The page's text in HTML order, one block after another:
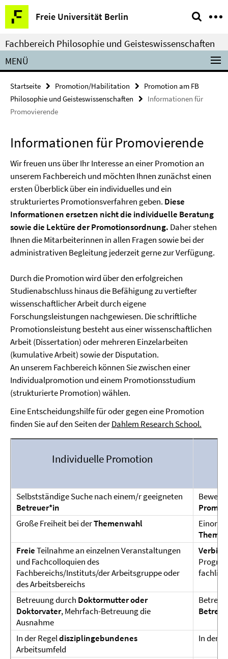
Springe
direkt
zu
Inhalt
Freie Universität Berlin
Service-
Navigation
Fachbereich Philosophie und Geisteswissenschaften
MENÜ
Startseite Promotion/Habilitation
Promotion am FB
Philosophie und Geisteswissenschaften
Informationen für
Promovierende
Informationen für Promovierende
Wir freuen uns über Ihr Interesse an einer Promotion an
unserem Fachbereich und möchten Ihnen zunächst einen
ersten Überblick über ein individuelles und ein
strukturiertes Promotionsverfahren geben. Diese
Informationen ersetzen nicht die individuelle Beratung
sowie die Lektüre der Promotionsordnung. Daher stehen
Ihnen die Mitarbeiterinnen in allen Fragen sowie bei der
administrativen Begleitung jederzeit gerne zur Verfügung.
Durch die Promotion wird über den erfolgreichen
Studienabschluss hinaus die Befähigung zu vertiefter
wissenschaftlicher Arbeit durch eigene
Forschungsleistungen nachgewiesen. Die schriftliche
Promotionsleistung besteht aus einer wissenschaftlichen
Arbeit (Dissertation) oder mehreren Einzelarbeiten
(kumulative Arbeit) sowie der Disputation.
An unserem Fachbereich können Sie zwischen einer
Individualpromotion und einem Promotionsstudium
(strukturierte Promotion) wählen.
Eine Entscheidungshilfe für oder gegen eine Promotion
finden Sie auf den Seiten derDahlem Research School.
Individuelle Promotion
Selbstständige Suche nach einem/r geeigneten
Betreuer*in
Große Freiheit bei derThemenwahl
FreieTeilnahme an einzelnen Veranstaltungen
und Fachcolloquien des
Fachbereichs/Instituts/der Arbeitsgruppe oder
des Arbeitsbereichs
Betreuung durch Doktormutter oder
Doktorvater, Mehrfach-Betreuung die
Ausnahme
In der Regeldisziplingebundenes
Arbeitsumfeld
In der